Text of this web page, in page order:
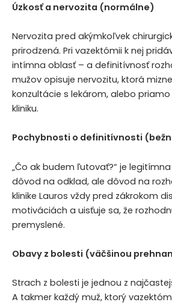
Úzkosť a nervozita (normálne)
Nervozita pred akýmkoľvek
prirodzená. Pri vazektómii k nej
intímna oblasť – a definitívnosť
mužov opisuje nervozitu, ktorá
konzultácie s lekárom, alebo
kliniku.
Pochybnosti o definitívnosti
„Čo ak budem ľutovať?“ je
dôvod na odklad, ale dôvod na
klinike Lauros vždy pred zákrokom
motiváciách a uisťuje sa, že
premyslené.
Obavy z bolesti (väčšinou
Strach z bolesti je jednou z
A takmer každý muž, ktorý